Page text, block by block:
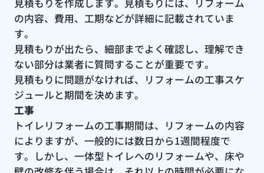
の内容、費用、工期などが詳細に記載されていま
す。
見積もりが出たら、細部までよく確認し、理解でき
ない部分は業者に質問することが重要です。
見積もりに問題がなければ、リフォームの工事スケ
ジュールと期間を決めます。
工事
トイレリフォームの工事期間は、リフォームの内容
によりますが、一般的には数日から1週間程度で
す。しかし、一体型トイレへのリフォームや、床や